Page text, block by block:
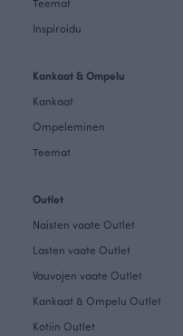
Inspiroidu
Kankaat & Ompelu
Kankaat
Ompeleminen
Teemat
Outlet
Naisten vaate Outlet
Lasten vaate Outlet
Vauvojen vaate Outlet
Kankaat & Ompelu Outlet
Kotiin Outlet